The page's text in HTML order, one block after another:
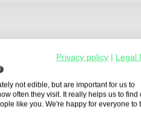
Privacy policy
Legal
not edible, but are important for us to
often they visit. It really helps us to find
like you. We're happy for everyone to